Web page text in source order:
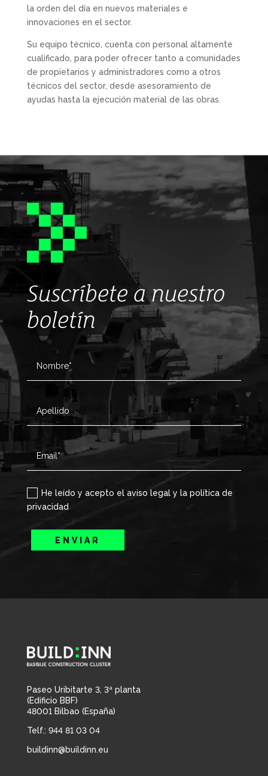
la orden del día en nuevos materiales e
innovaciones en el sector.
Su equipo técnico, cuenta con personal altamente
cualificado, para poder ofrecer tanto a comunidades
de propietarios y administradores como a otros
técnicos del sector, desde asesoramiento de
ayudas hasta la ejecución material de las obras.
Suscríbete a nuestro
boletín
He leído y acepto el aviso legal y la política de
privacidad
ENVIAR
Paseo Uribitarte 3, 3ª planta
(Edificio BBF)
48001 Bilbao (España)
Telf.: 944 81 03 04
buildinn@buildinn.eu